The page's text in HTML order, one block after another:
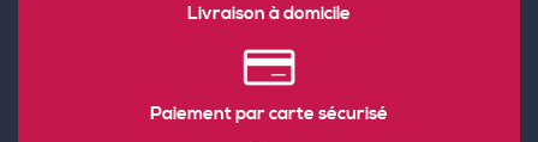
Livraison à domicile
Paiement par carte sécurisé